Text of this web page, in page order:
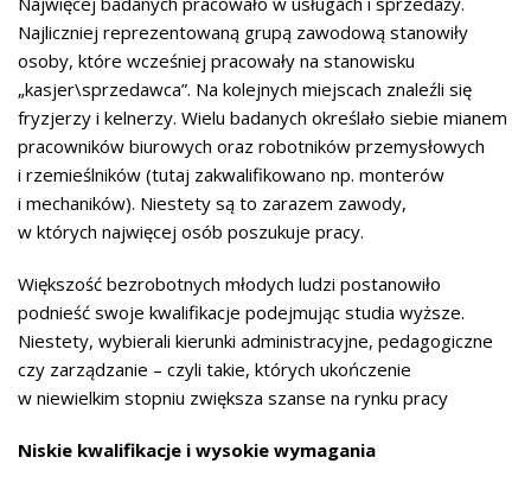
Najliczniej reprezentowaną grupą zawodową stanowiły
osoby, które wcześniej pracowały na stanowisku
„kasjer\sprzedawca”. Na kolejnych miejscach znaleźli się
fryzjerzy i kelnerzy. Wielu badanych określało siebie mianem
pracowników biurowych oraz robotników przemysłowych
i rzemieślników (tutaj zakwalifikowano np. monterów
i mechaników). Niestety są to zarazem zawody,
w których najwięcej osób poszukuje pracy.
Większość bezrobotnych młodych ludzi postanowiło
podnieść swoje kwalifikacje podejmując studia wyższe.
Niestety, wybierali kierunki administracyjne, pedagogiczne
czy zarządzanie – czyli takie, których ukończenie
w niewielkim stopniu zwiększa szanse na rynku pracy
Niskie kwalifikacje i wysokie wymagania